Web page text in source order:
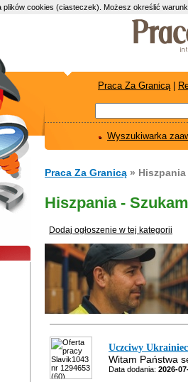
Praca Za Granicą|
Wyszukiwarka
Praca Za Granicą »
Hiszpania -
Dodaj ogłoszenie w tej kategorii
Uczciwy
Witam Państwa
Data dodania: 2026-
plików cookies (ciasteczek). Możesz określić